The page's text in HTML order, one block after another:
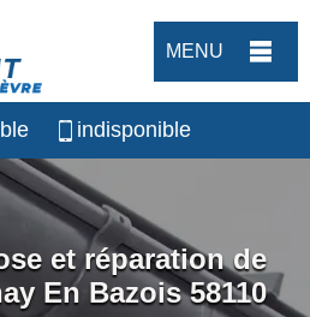
MENU
indisponible
et réparation de
En Bazois 58110